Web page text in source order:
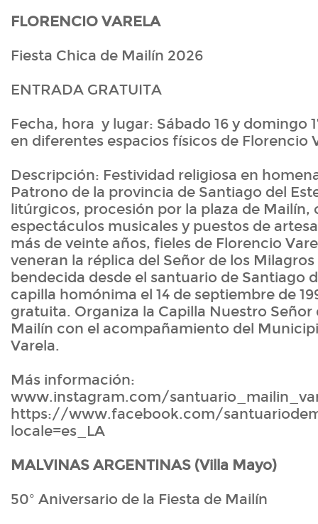
FLORENCIO VARELA
Fiesta Chica de Mailín 2026
ENTRADA GRATUITA
Fecha, hora y lugar: Sábado 16 y domingo
en diferentes espacios físicos de Florencio
Descripción: Festividad religiosa en
Patrono de la provincia de Santiago del
litúrgicos, procesión por la plaza de Mailín,
espectáculos musicales y puestos de
más de veinte años, fieles de Florencio
veneran la réplica del Señor de los
bendecida desde el santuario de Santiago
capilla homónima el 14 de septiembre de
gratuita. Organiza la Capilla Nuestro Señor
Mailín con el acompañamiento del
Varela.
Más información:
www.instagram.com/
https://www.facebook.com/
locale=es_LA
MALVINAS ARGENTINAS (Villa Mayo)
50º Aniversario de la Fiesta de Mailín